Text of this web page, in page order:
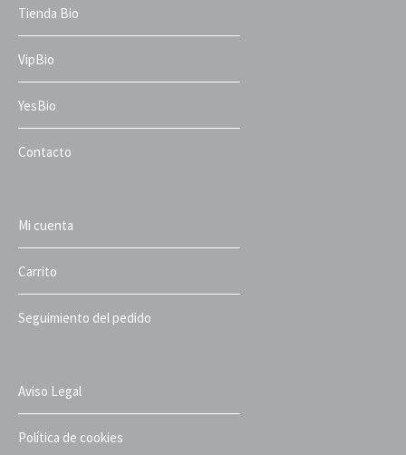
Tienda Bio
VipBio
YesBio
Contacto
Mi cuenta
Carrito
Seguimiento del pedido
Aviso Legal
Política de cookies